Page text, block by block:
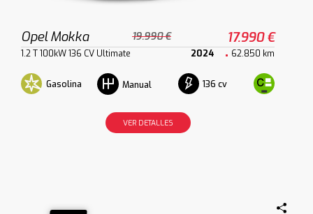
Opel Mokka 19.990 € 17.990 €
1.2 T 100kW 136 CV Ultimate 2024 62.850 km
Gasolina Manual 136 cv
VER DETALLES